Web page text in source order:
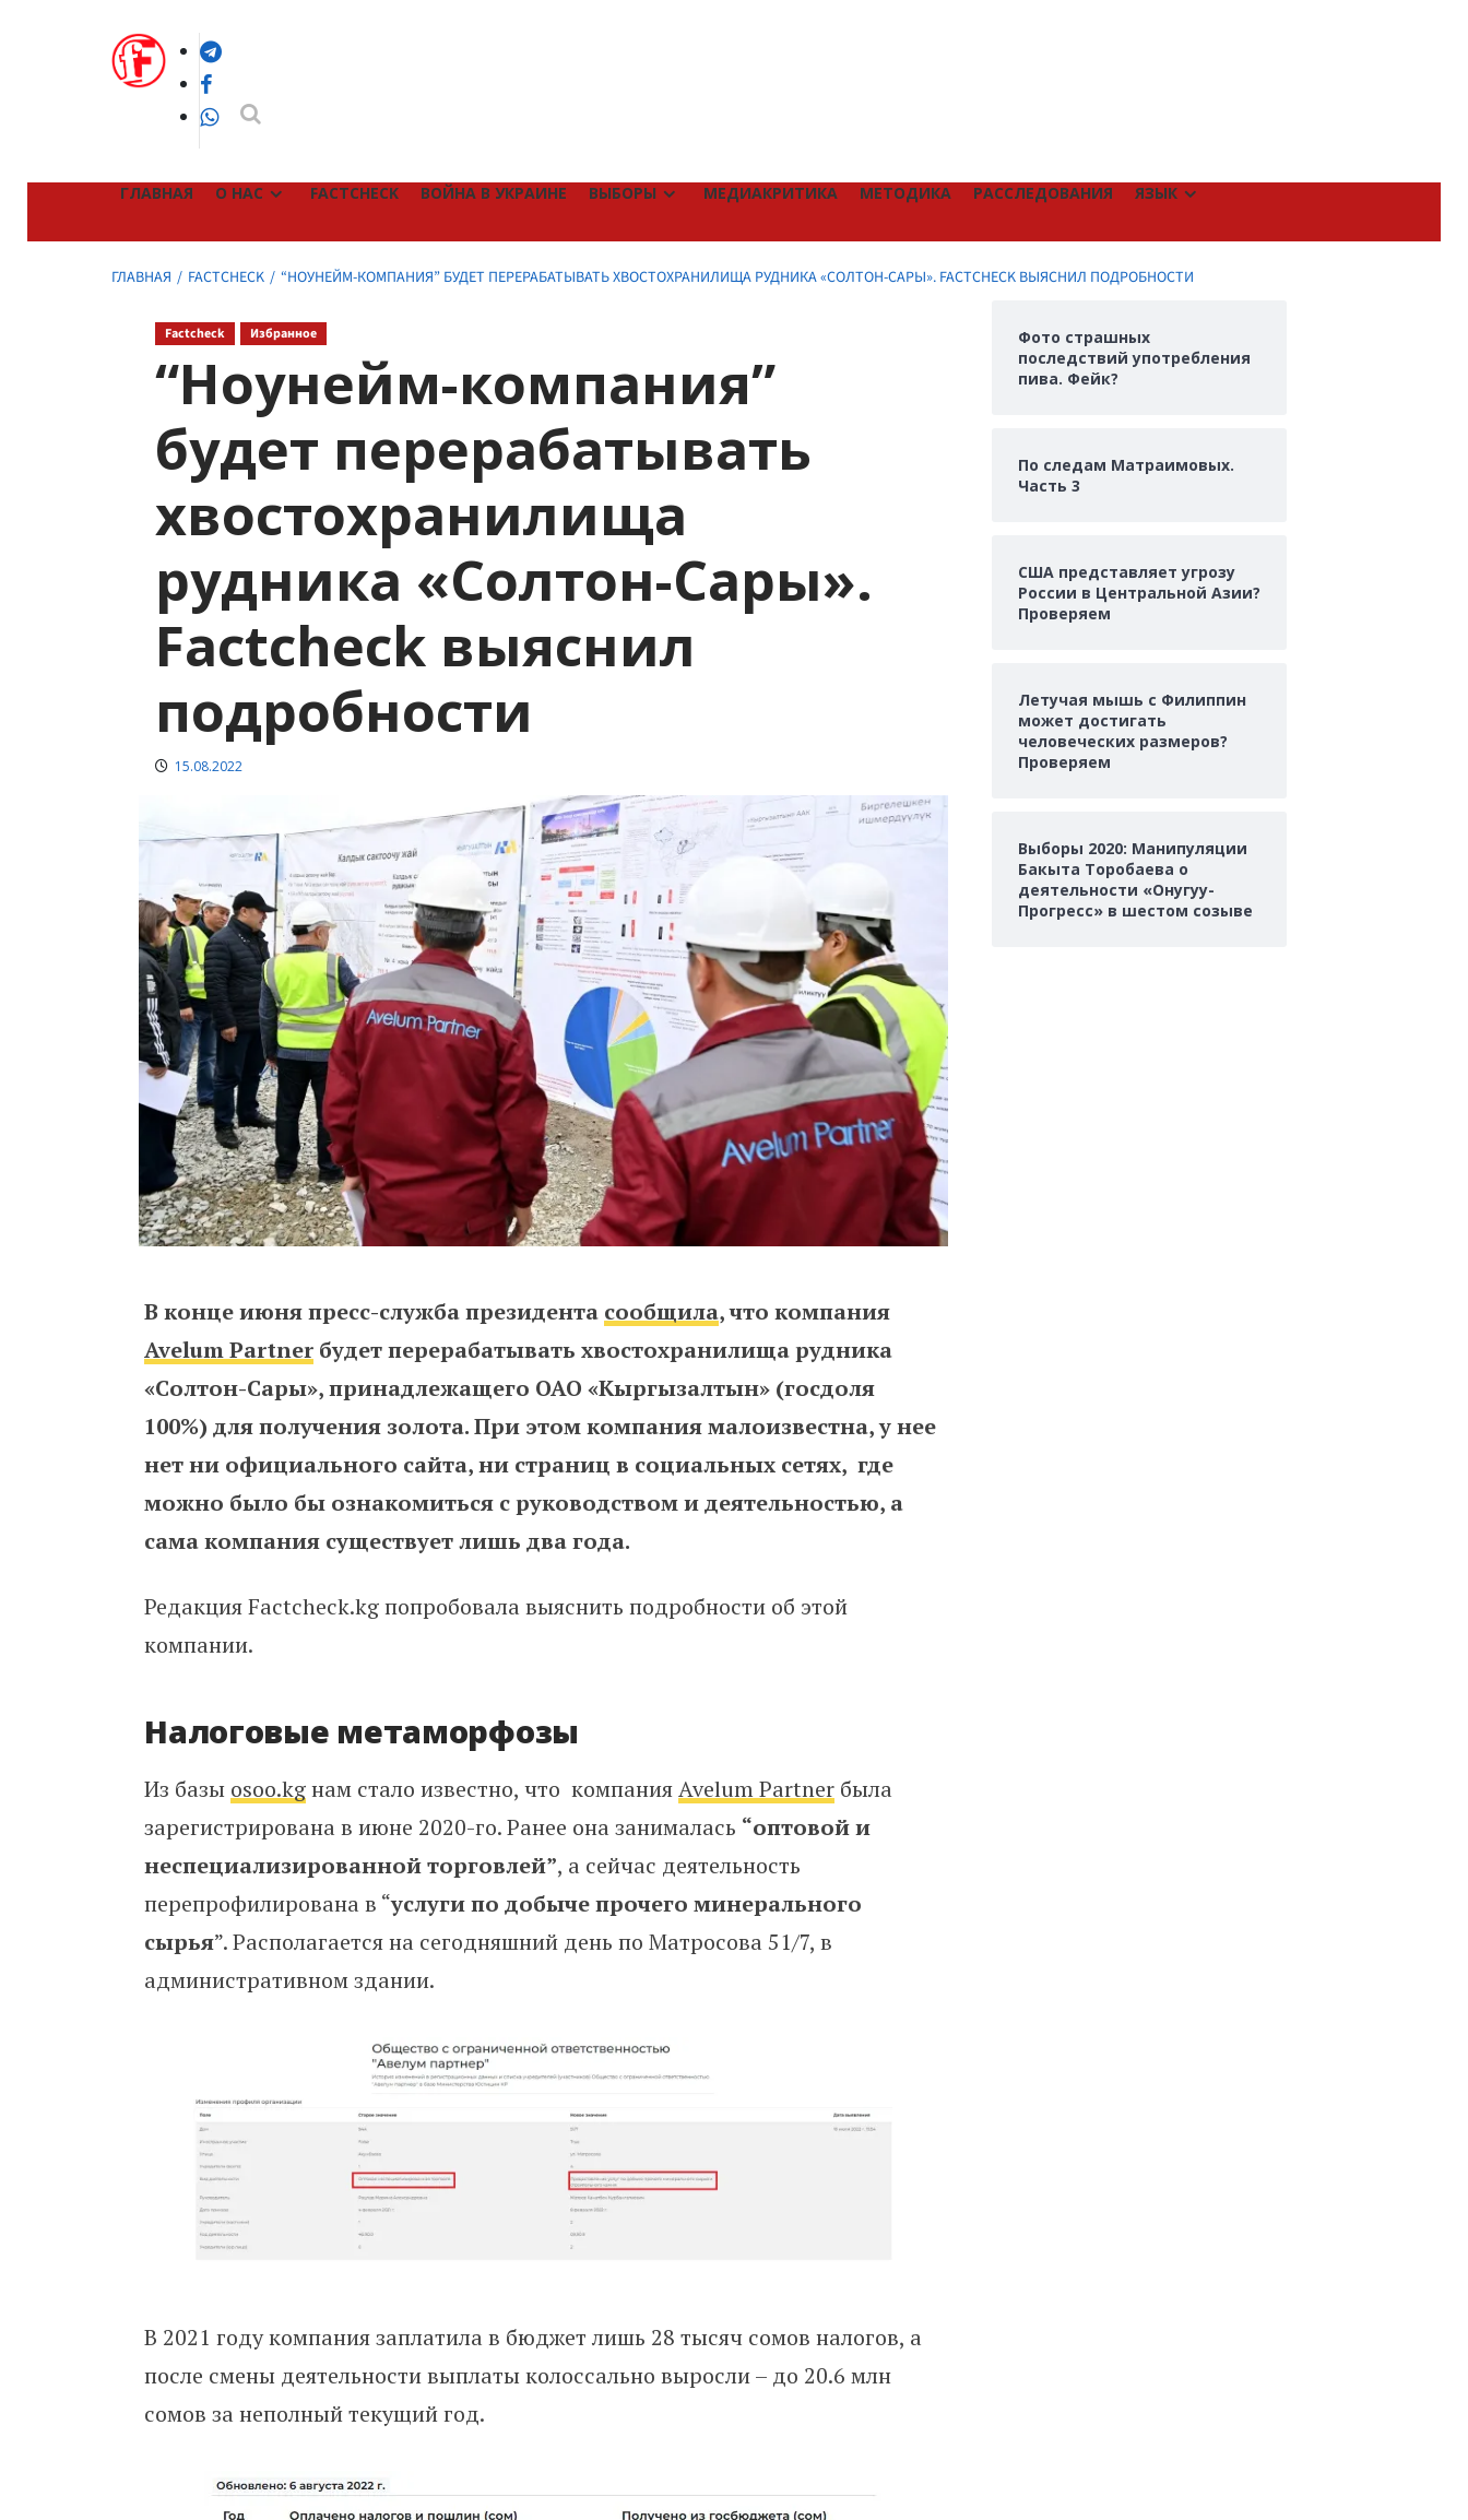
содержимому
Telegram
Facebook
WhatsApp
ГЛАВНАЯ О НАС FACTCHECK ВОЙНА В УКРАИНЕ ВЫБОРЫ МЕДИАКРИТИКА МЕТОДИКА РАССЛЕДОВАНИЯ ЯЗЫК
ГЛАВНАЯ FACTCHECK “НОУНЕЙМ-КОМПАНИЯ” БУДЕТ ПЕРЕРАБАТЫВАТЬ ХВОСТОХРАНИЛИЩА РУДНИКА «СОЛТОН-САРЫ». FACTCHECK ВЫЯСНИЛ ПОДРОБНОСТИ
Factcheck Избранное
“Ноунейм-компания”
будет перерабатывать
хвостохранилища
рудника «Солтон-Сары».
Factcheck выяснил
подробности
15.08.2022
В конце июня пресс-служба президента сообщила, что компания
Avelum Partner будет перерабатывать хвостохранилища рудника
«Солтон-Сары», принадлежащего ОАО «Кыргызалтын» (госдоля
100%) для получения золота. При этом компания малоизвестна, у нее
нет ни официального сайта, ни страниц в социальных сетях, где
можно было бы ознакомиться с руководством и деятельностью, а
сама компания существует лишь два года.
Редакция Factcheck.kg попробовала выяснить подробности об этой
компании.
Налоговые метаморфозы
Из базы osoo.kgнам стало известно, что компанияAvelum Partner была
зарегистрирована в июне 2020-го. Ранее она занималась “оптовой и
неспециализированной торговлей”, а сейчас деятельность
перепрофилирована в “услуги по добыче прочего минерального
сырья”. Располагается на сегодняшний день по Матросова 51/7, в
административном здании.
В 2021 году компания заплатила в бюджет лишь 28 тысяч сомов налогов, а
после смены деятельности выплаты колоссально выросли – до 20.6 млн
сомов за неполный текущий год.
Фото страшных
последствий употребления
пива. Фейк?
По следам Матраимовых.
Часть 3
США представляет угрозу
России в Центральной Азии?
Проверяем
Летучая мышь с Филиппин
может достигать
человеческих размеров?
Проверяем
Выборы 2020: Манипуляции
Бакыта Торобаева о
деятельности «Онугуу-
Прогресс» в шестом созыве